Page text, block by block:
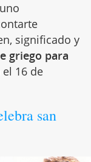
significado y
griego para
16 de
san